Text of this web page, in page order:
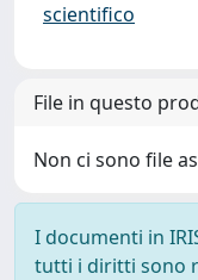
scientifico
File in questo
Non ci sono file
I documenti in
tutti i diritti sono